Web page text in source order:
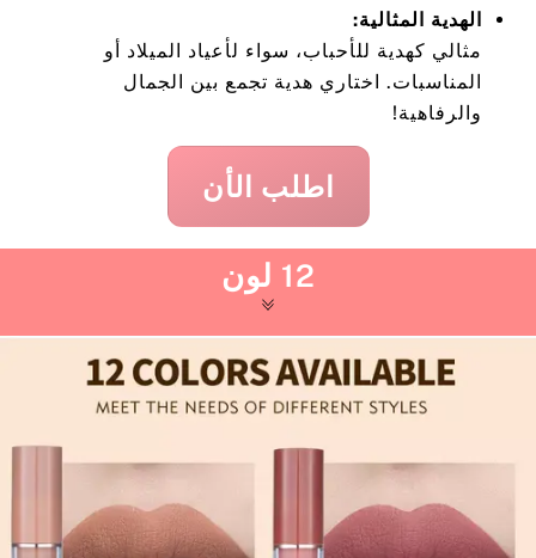
الهدية المثالية:
مثالي كهدية للأحباب، سواء لأعياد الميلاد أو
المناسبات. اختاري هدية تجمع بين الجمال
والرفاهية!
اطلب الأن
12 لون